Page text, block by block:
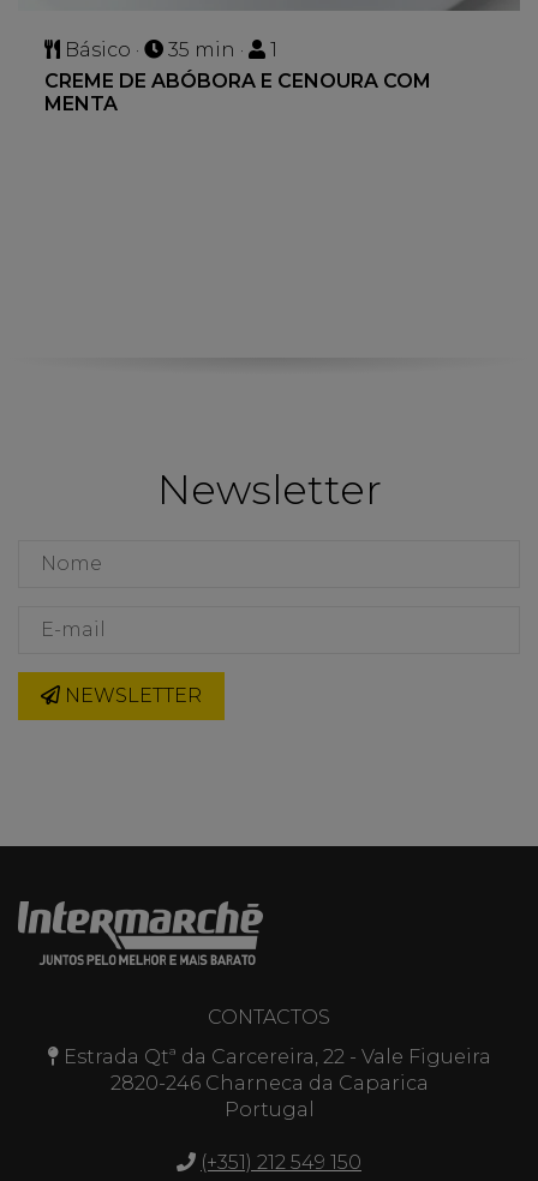
Básico · 35 min ·
1
CREME DE ABÓBORA E CENOURA COM
MENTA
Newsletter
NEWSLETTER
CONTACTOS
Estrada Qtª da Carcereira, 22 - Vale Figueira
2820-246 Charneca da Caparica
Portugal
(+351) 212 549 150